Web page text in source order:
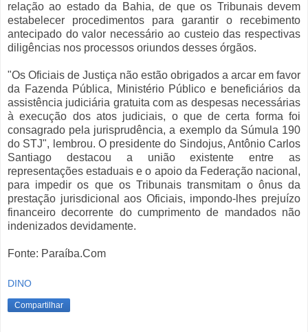
relação ao estado da Bahia, de que os Tribunais devem
estabelecer procedimentos para garantir o recebimento
antecipado do valor necessário ao custeio das respectivas
diligências nos processos oriundos desses órgãos.
"Os Oficiais de Justiça não estão obrigados a arcar em favor
da Fazenda Pública, Ministério Público e beneficiários da
assistência judiciária gratuita com as despesas necessárias
à execução dos atos judiciais, o que de certa forma foi
consagrado pela jurisprudência, a exemplo da Súmula 190
do STJ", lembrou. O presidente do Sindojus, Antônio Carlos
Santiago destacou a união existente entre as
representações estaduais e o apoio da Federação nacional,
para impedir os que os Tribunais transmitam o ônus da
prestação jurisdicional aos Oficiais, impondo-lhes prejuízo
financeiro decorrente do cumprimento de mandados não
indenizados devidamente.
Fonte: Paraíba.Com
DINO
Compartilhar